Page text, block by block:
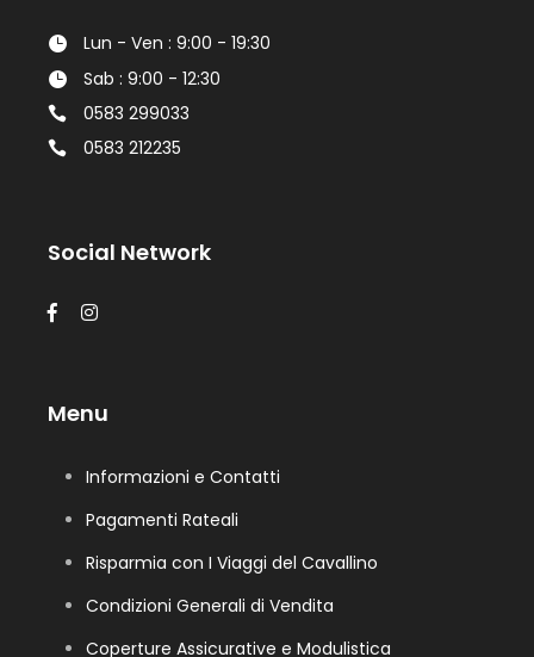
Lun - Ven : 9:00 - 19:30
Sab : 9:00 - 12:30
0583 299033
0583 212235
Social Network
Menu
Informazioni e Contatti
Pagamenti Rateali
Risparmia con I Viaggi del Cavallino
Condizioni Generali di Vendita
Coperture Assicurative e Modulistica